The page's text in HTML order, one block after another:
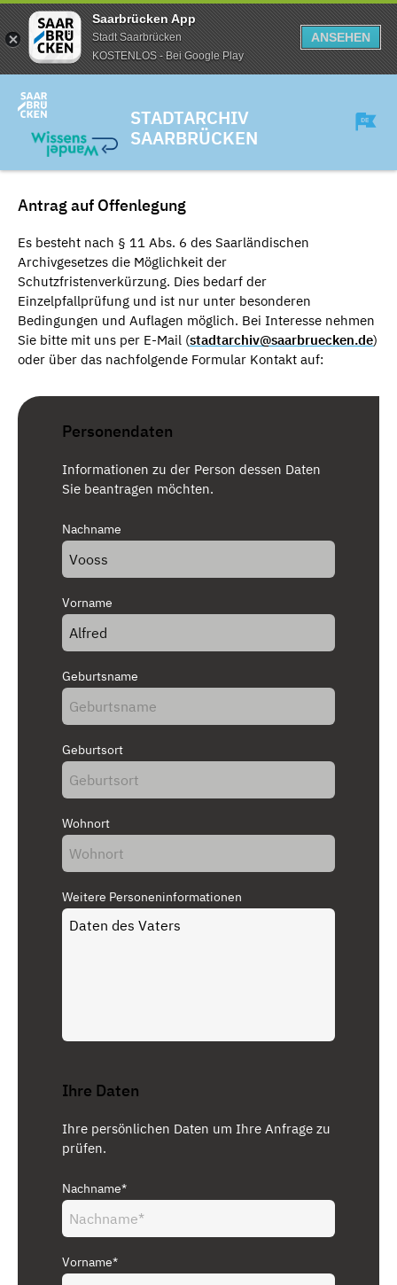
Saarbrücken App
Stadt Saarbrücken
KOSTENLOS - Bei Google Play
ANSEHEN
STADTARCHIV
SAARBRÜCKEN
Antrag auf Offenlegung
Es besteht nach § 11 Abs. 6 des Saarländischen
Archivgesetzes die Möglichkeit der
Schutzfristenverkürzung. Dies bedarf der
Einzelpfallprüfung und ist nur unter besonderen
Bedingungen und Auflagen möglich. Bei Interesse nehmen
Sie bitte mit uns per E-Mail (stadtarchiv@saarbruecken.de)
oder über das nachfolgende Formular Kontakt auf:
Personendaten
Informationen zu der Person dessen Daten
Sie beantragen möchten.
Nachname
Vorname
Geburtsname
Geburtsort
Wohnort
Weitere Personeninformationen
Ihre Daten
Ihre persönlichen Daten um Ihre Anfrage zu
prüfen.
Nachname*
Vorname*